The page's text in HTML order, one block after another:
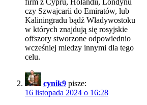
firm z Cypru, Holandii, Londynu
czy Szwajcarii do Emiratów, lub
Kaliningradu bądź Władywostoku
w których znajdują się rosyjskie
offszory stworzone odpowiednio
wcześniej miedzy innymi dla tego
celu.
cynik9 pisze:
16 listopada 2024 o 16:28